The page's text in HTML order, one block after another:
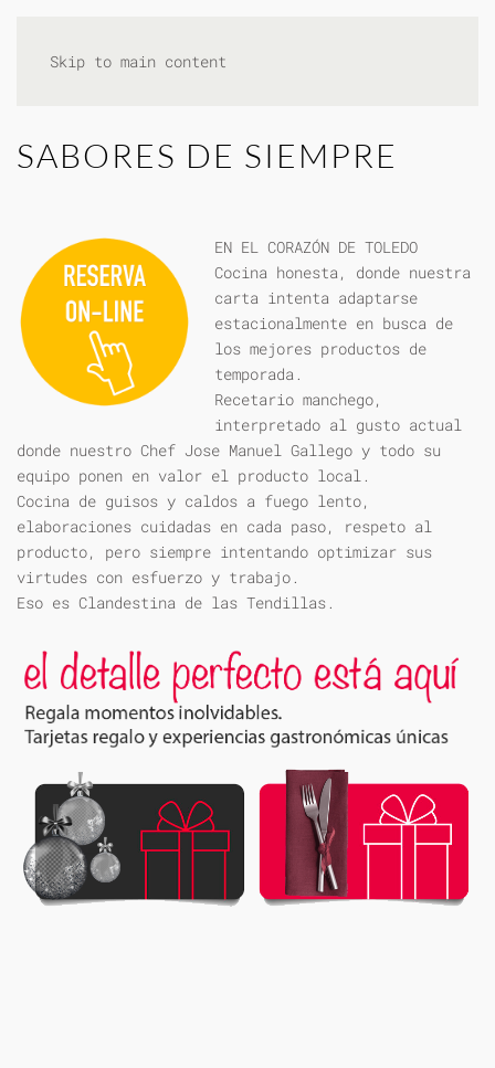
Skip to main content
SABORES DE SIEMPRE
EN EL CORAZÓN DE TOLEDO
Cocina honesta, donde nuestra
carta intenta adaptarse
estacionalmente en busca de
los mejores productos de
temporada.
Recetario manchego,
interpretado al gusto actual
donde nuestro Chef Jose Manuel Gallego y todo su
equipo ponen en valor el producto local.
Cocina de guisos y caldos a fuego lento,
elaboraciones cuidadas en cada paso, respeto al
producto, pero siempre intentando optimizar sus
virtudes con esfuerzo y trabajo.
Eso es Clandestina de las Tendillas.